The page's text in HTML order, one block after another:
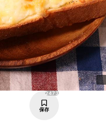
2473
保存